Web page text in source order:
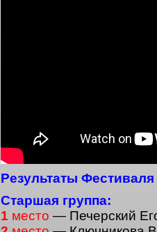
Результаты
Старшая
1 место — Печерский